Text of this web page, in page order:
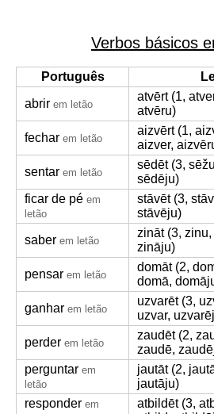
Verbos básicos
Português
abrir em letão
atvērt (1,
atvēru)
fechar em letão
aizvērt (1,
aizver,
sentar em letão
sēdēt (3,
sēdēju)
ficar de pé em
letão
stāvēt (3,
stāvēju)
saber em letão
zināt (3,
zināju)
pensar em letão
domāt (2,
domā,
ganhar em letão
uzvarēt (3,
uzvar,
perder em letão
zaudēt (2,
zaudē,
perguntar em
letão
jautāt (2,
jautāju)
responder em
atbildēt (3,